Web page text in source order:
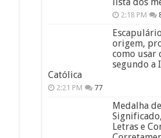
2:18 PM
origem,
como usar
segundo a
Católica
2:21 PM 77
Medalha
Letras e